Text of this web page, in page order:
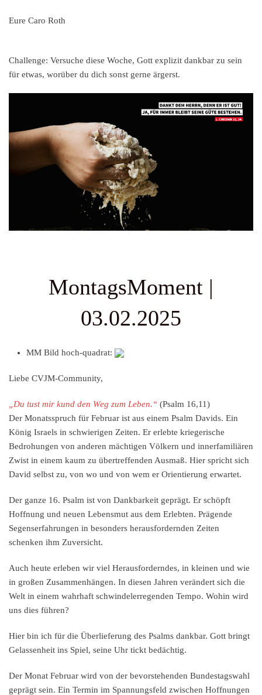
Eure Caro Roth
Challenge: Versuche diese Woche, Gott explizit dankbar zu sein
für etwas, worüber du dich sonst gerne ärgerst.
MontagsMoment |
03.02.2025
MM Bild hoch-quadrat:
Liebe CVJM-Community,
„Du tust mir kund den Weg zum Leben.“ (Psalm 16,11)
Der Monatsspruch für Februar ist aus einem Psalm Davids. Ein
König Israels in schwierigen Zeiten. Er erlebte kriegerische
Bedrohungen von anderen mächtigen Völkern und innerfamiliären
Zwist in einem kaum zu übertreffenden Ausmaß. Hier spricht sich
David selbst zu, von wo und von wem er Orientierung erwartet.
Der ganze 16. Psalm ist von Dankbarkeit geprägt. Er schöpft
Hoffnung und neuen Lebensmut aus dem Erlebten. Prägende
Segenserfahrungen in besonders herausfordernden Zeiten
schenken ihm Zuversicht.
Auch heute erleben wir viel Herausforderndes, in kleinen und wie
in großen Zusammenhängen. In diesen Jahren verändert sich die
Welt in einem wahrhaft schwindelerregenden Tempo. Wohin wird
uns dies führen?
Hier bin ich für die Überlieferung des Psalms dankbar. Gott bringt
Gelassenheit ins Spiel, seine Uhr tickt bedächtig.
Der Monat Februar wird von der bevorstehenden Bundestagswahl
geprägt sein. Ein Termin im Spannungsfeld zwischen Hoffnungen